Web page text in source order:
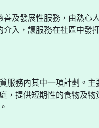
及發展性服務，由熱心
入，讓服務在社區中發
服務內其中一項計劃。
，提供短期性的食物及